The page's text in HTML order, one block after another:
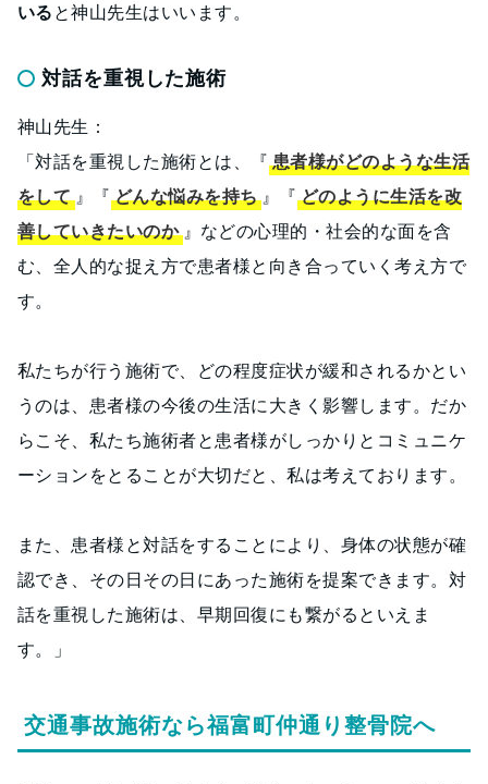
いる と神山先生はいいます。
対話を重視した施術
神山先生：
「対話を重視した施術とは、『 患者様がどのような生活
をして』『 どんな悩みを持ち』『 どのように生活を改
善していきたいのか』などの心理的・社会的な面を含
む、全人的な捉え方で患者様と向き合っていく考え方で
す。
私たちが行う施術で、どの程度症状が緩和されるかとい
うのは、患者様の今後の生活に大きく影響します。だか
らこそ、私たち施術者と患者様がしっかりとコミュニケ
ーションをとることが大切だと、私は考えております。
また、患者様と対話をすることにより、身体の状態が確
認でき、その日その日にあった施術を提案できます。対
話を重視した施術は、早期回復にも繋がるといえま
す。」
交通事故施術なら福富町仲通り整骨院へ